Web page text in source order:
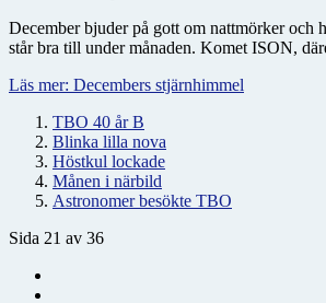
December bjuder på gott om nattmörker och
står bra till under månaden. Komet ISON,
Läs mer: Decembers stjärnhimmel
TBO 40 år B
Blinka lilla nova
Höstkul lockade
Månen i närbild
Astronomer besökte TBO
Sida 21 av 36